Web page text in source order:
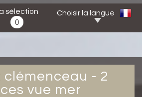
sélection
0
Choisir la langue
vue mer